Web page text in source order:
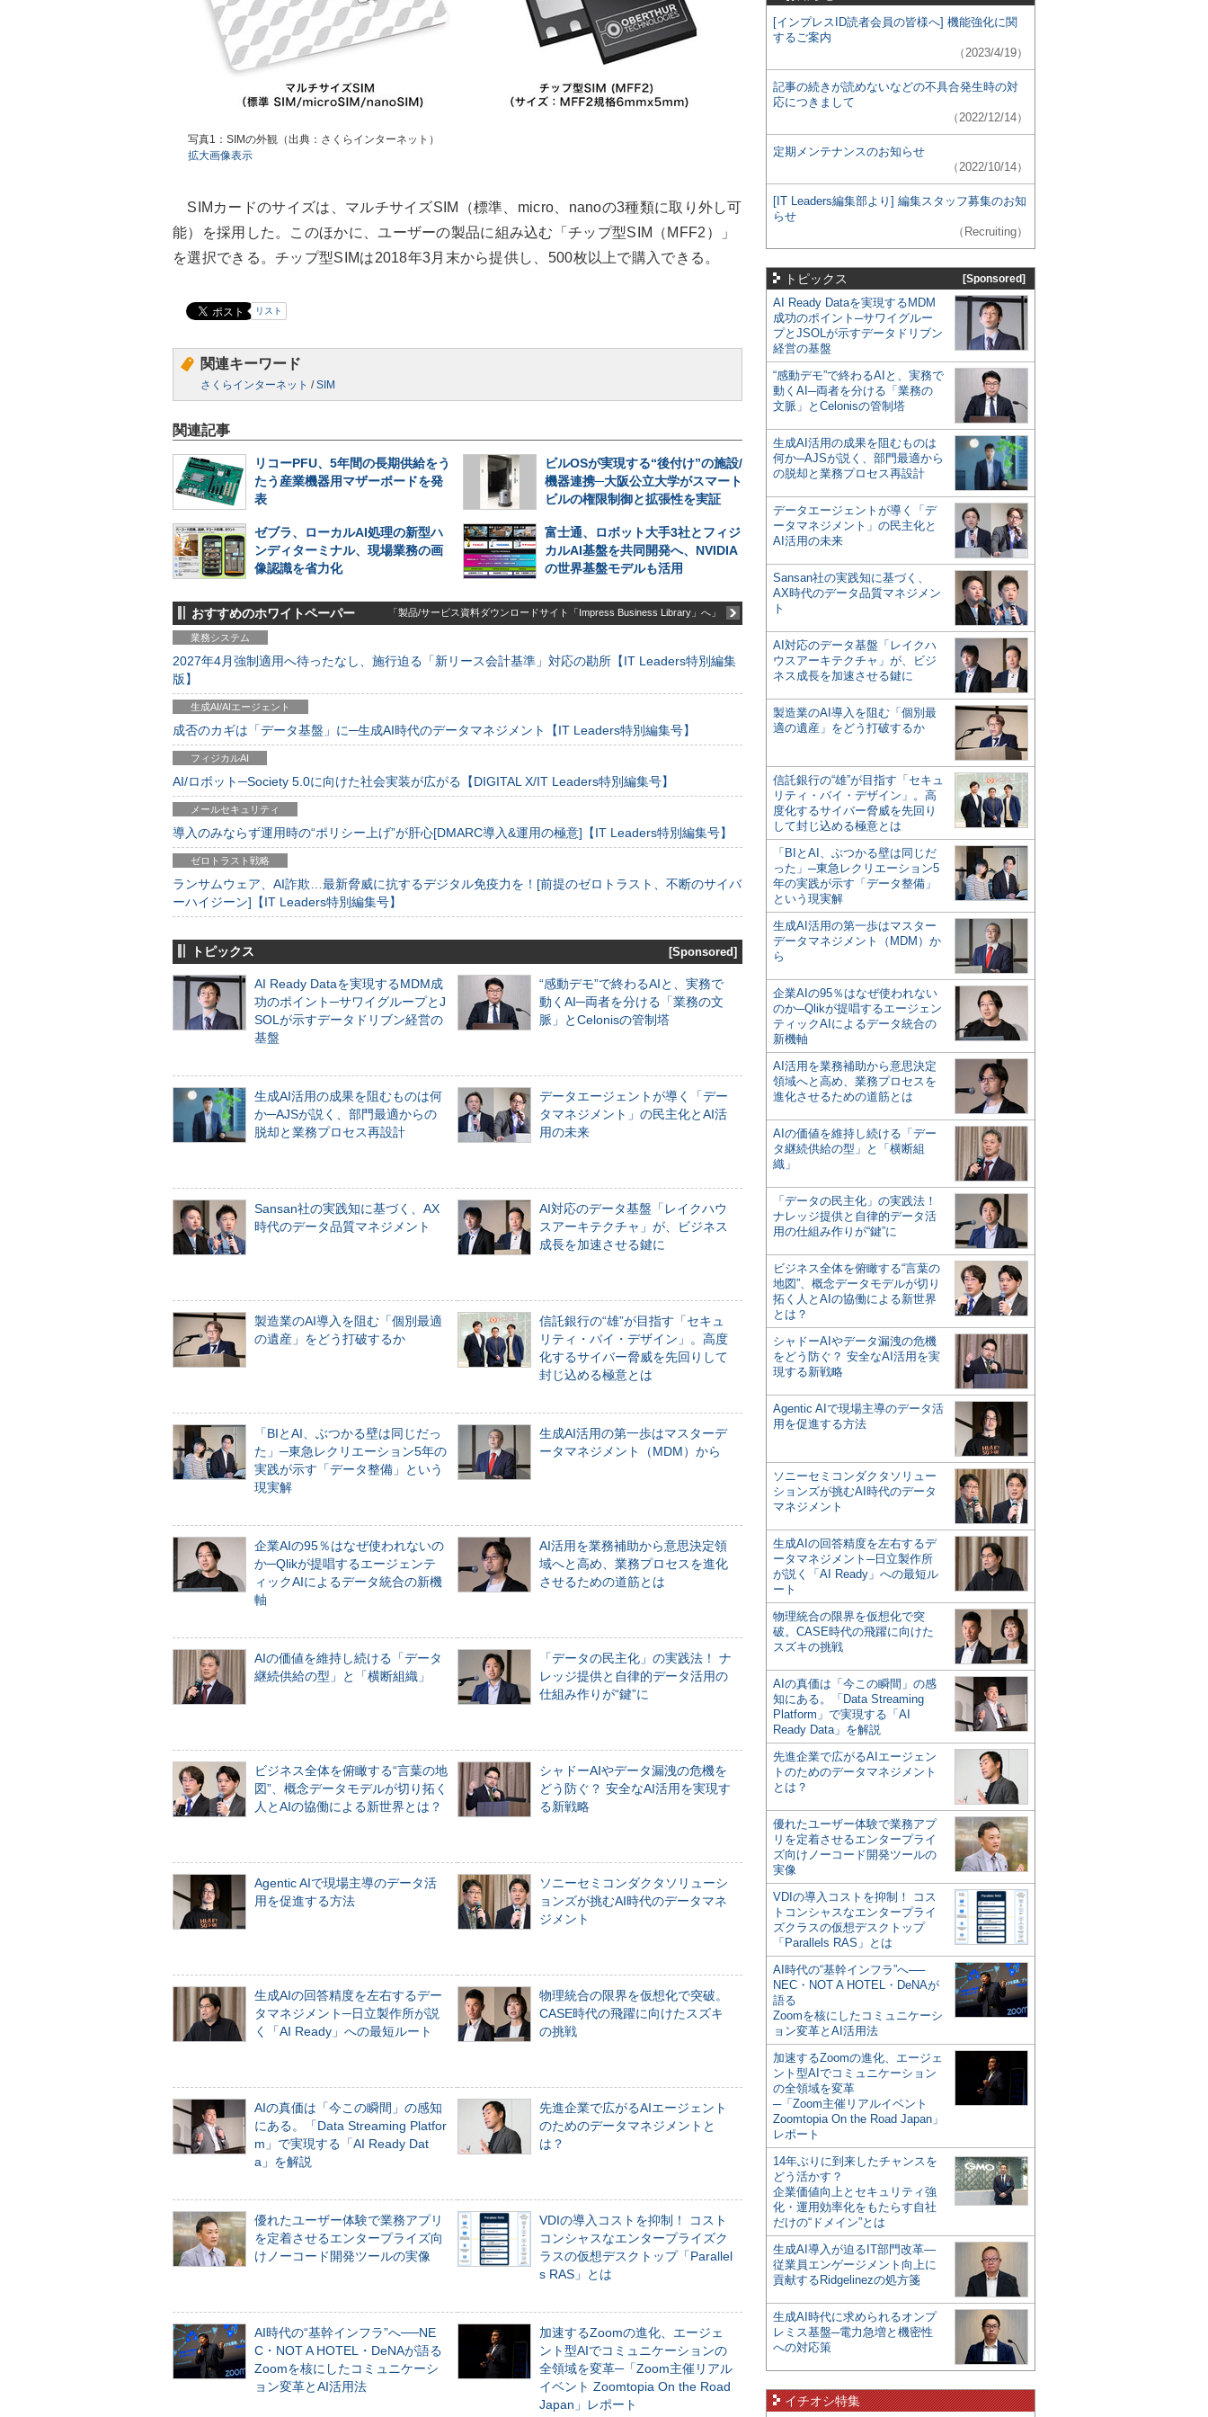
写真1：SIMの外観（出典：さくらインターネット）
拡大画像表示
SIMカードのサイズは、マルチサイズSIM（標準、micro、nanoの3種類に取り外し可
能）を採用した。このほかに、ユーザーの製品に組み込む「チップ型SIM（MFF2）」
を選択できる。チップ型SIMは2018年3月末から提供し、500枚以上で購入できる。
リスト
関連キーワード
さくらインターネット /SIM
関連記事
リコーPFU、5年間の長期供給をう
たう産業機器用マザーボードを発
表
ビルOSが実現する“後付け”の施設/
機器連携─大阪公立大学がスマート
ビルの権限制御と拡張性を実証
ゼブラ、ローカルAI処理の新型ハ
ンディターミナル、現場業務の画
像認識を省力化
富士通、ロボット大手3社とフィジ
カルAI基盤を共同開発へ、NVIDIA
の世界基盤モデルも活用
おすすめのホワイトペーパー 「製品/サービス資料ダウンロードサイト「Impress Business Library」へ」
業務システム
2027年4月強制適用へ待ったなし、施行迫る「新リース会計基準」対応の勘所【IT Leaders特別編集
版】
生成AI/AIエージェント
成否のカギは「データ基盤」に─生成AI時代のデータマネジメント【IT Leaders特別編集号】
フィジカルAI
AI/ロボット─Society 5.0に向けた社会実装が広がる【DIGITAL X/IT Leaders特別編集号】
メールセキュリティ
導入のみならず運用時の“ポリシー上げ”が肝心[DMARC導入&運用の極意]【IT Leaders特別編集号】
ゼロトラスト戦略
ランサムウェア、AI詐欺…最新脅威に抗するデジタル免疫力を！[前提のゼロトラスト、不断のサイバ
ーハイジーン]【IT Leaders特別編集号】
トピックス [Sponsored]
AI Ready Dataを実現するMDM成
功のポイント─サワイグループとJ
SOLが示すデータドリブン経営の
基盤
“感動デモ”で終わるAIと、実務で
動くAI─両者を分ける「業務の文
脈」とCelonisの管制塔
生成AI活用の成果を阻むものは何
か─AJSが説く、部門最適からの
脱却と業務プロセス再設計
データエージェントが導く「デー
タマネジメント」の民主化とAI活
用の未来
Sansan社の実践知に基づく、AX
時代のデータ品質マネジメント
AI対応のデータ基盤「レイクハウ
スアーキテクチャ」が、ビジネス
成長を加速させる鍵に
製造業のAI導入を阻む「個別最適
の遺産」をどう打破するか
信託銀行の“雄”が目指す「セキュ
リティ・バイ・デザイン」。高度
化するサイバー脅威を先回りして
封じ込める極意とは
「BIとAI、ぶつかる壁は同じだっ
た」─東急レクリエーション5年の
実践が示す「データ整備」という
現実解
生成AI活用の第一歩はマスターデ
ータマネジメント（MDM）から
企業AIの95％はなぜ使われないの
か─Qlikが提唱するエージェンテ
ィックAIによるデータ統合の新機
軸
AI活用を業務補助から意思決定領
域へと高め、業務プロセスを進化
させるための道筋とは
AIの価値を維持し続ける「データ
継続供給の型」と「横断組織」
「データの民主化」の実践法！ ナ
レッジ提供と自律的データ活用の
仕組み作りが“鍵”に
ビジネス全体を俯瞰する“言葉の地
図”、概念データモデルが切り拓く
人とAIの協働による新世界とは？
シャドーAIやデータ漏洩の危機を
どう防ぐ？ 安全なAI活用を実現す
る新戦略
Agentic AIで現場主導のデータ活
用を促進する方法
ソニーセミコンダクタソリューシ
ョンズが挑むAI時代のデータマネ
ジメント
生成AIの回答精度を左右するデー
タマネジメント─日立製作所が説
く「AI Ready」への最短ルート
物理統合の限界を仮想化で突破。
CASE時代の飛躍に向けたスズキ
の挑戦
AIの真価は「今この瞬間」の感知
にある。「Data Streaming Platfor
m」で実現する「AI Ready Dat
a」を解説
先進企業で広がるAIエージェント
のためのデータマネジメントと
は？
優れたユーザー体験で業務アプリ
を定着させるエンタープライズ向
けノーコード開発ツールの実像
VDIの導入コストを抑制！ コスト
コンシャスなエンタープライズク
ラスの仮想デスクトップ「Parallel
s RAS」とは
AI時代の“基幹インフラ”へ──NE
C・NOT A HOTEL・DeNAが語る
Zoomを核にしたコミュニケーシ
ョン変革とAI活用法
加速するZoomの進化、エージェ
ント型AIでコミュニケーションの
全領域を変革─「Zoom主催リアル
イベント Zoomtopia On the Road
Japan」レポート
[インプレスID読者会員の皆様へ] 機能強化に関
するご案内
（2023/4/19）
記事の続きが読めないなどの不具合発生時の対
応につきまして
（2022/12/14）
定期メンテナンスのお知らせ
（2022/10/14）
[IT Leaders編集部より] 編集スタッフ募集のお知
らせ
（Recruiting）
トピックス [Sponsored]
AI Ready Dataを実現するMDM
成功のポイント─サワイグルー
プとJSOLが示すデータドリブン
経営の基盤
“感動デモ”で終わるAIと、実務で
動くAI─両者を分ける「業務の
文脈」とCelonisの管制塔
生成AI活用の成果を阻むものは
何か─AJSが説く、部門最適から
の脱却と業務プロセス再設計
データエージェントが導く「デ
ータマネジメント」の民主化と
AI活用の未来
Sansan社の実践知に基づく、
AX時代のデータ品質マネジメン
ト
AI対応のデータ基盤「レイクハ
ウスアーキテクチャ」が、ビジ
ネス成長を加速させる鍵に
製造業のAI導入を阻む「個別最
適の遺産」をどう打破するか
信託銀行の“雄”が目指す「セキュ
リティ・バイ・デザイン」。高
度化するサイバー脅威を先回り
して封じ込める極意とは
「BIとAI、ぶつかる壁は同じだ
った」─東急レクリエーション5
年の実践が示す「データ整備」
という現実解
生成AI活用の第一歩はマスター
データマネジメント（MDM）か
ら
企業AIの95％はなぜ使われない
のか─Qlikが提唱するエージェン
ティックAIによるデータ統合の
新機軸
AI活用を業務補助から意思決定
領域へと高め、業務プロセスを
進化させるための道筋とは
AIの価値を維持し続ける「デー
タ継続供給の型」と「横断組
織」
「データの民主化」の実践法！
ナレッジ提供と自律的データ活
用の仕組み作りが“鍵”に
ビジネス全体を俯瞰する“言葉の
地図”、概念データモデルが切り
拓く人とAIの協働による新世界
とは？
シャドーAIやデータ漏洩の危機
をどう防ぐ？ 安全なAI活用を実
現する新戦略
Agentic AIで現場主導のデータ活
用を促進する方法
ソニーセミコンダクタソリュー
ションズが挑むAI時代のデータ
マネジメント
生成AIの回答精度を左右するデ
ータマネジメント─日立製作所
が説く「AI Ready」への最短ル
ート
物理統合の限界を仮想化で突
破。CASE時代の飛躍に向けた
スズキの挑戦
AIの真価は「今この瞬間」の感
知にある。「Data Streaming
Platform」で実現する「AI
Ready Data」を解説
先進企業で広がるAIエージェン
トのためのデータマネジメント
とは？
優れたユーザー体験で業務アプ
リを定着させるエンタープライ
ズ向けノーコード開発ツールの
実像
VDIの導入コストを抑制！ コス
トコンシャスなエンタープライ
ズクラスの仮想デスクトップ
「Parallels RAS」とは
AI時代の“基幹インフラ”へ──
NEC・NOT A HOTEL・DeNAが
語る
Zoomを核にしたコミュニケーシ
ョン変革とAI活用法
加速するZoomの進化、エージェ
ント型AIでコミュニケーション
の全領域を変革
─「Zoom主催リアルイベント
Zoomtopia On the Road Japan」
レポート
14年ぶりに到来したチャンスを
どう活かす？
企業価値向上とセキュリティ強
化・運用効率化をもたらす自社
だけの“ドメイン”とは
生成AI導入が迫るIT部門改革―
従業員エンゲージメント向上に
貢献するRidgelinezの処方箋
生成AI時代に求められるオンプ
レミス基盤─電力急増と機密性
への対応策
イチオシ特集